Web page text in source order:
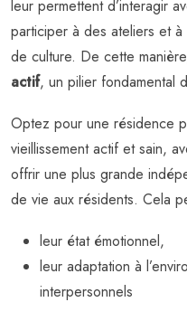
leur permettent d’interagir
participer à des ateliers et
de culture. De cette
actif, un pilier fondamental
Optez pour une résidence
vieillissement actif et sain,
offrir une plus grande
de vie aux résidents. Cela
leur état émotionnel,
leur adaptation à
interpersonnels